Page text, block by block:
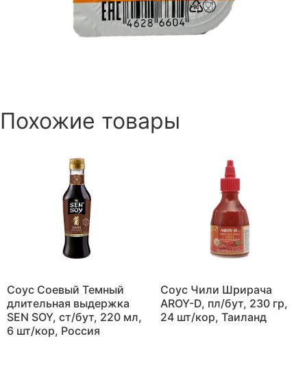
Похожие товары
Соус Соевый Темный
длительная выдержка
SEN SOY, ст/бут, 220 мл,
6 шт/кор, Россия
Соус Чили Шрирача
AROY-D, пл/бут, 230 гр,
24 шт/кор, Таиланд